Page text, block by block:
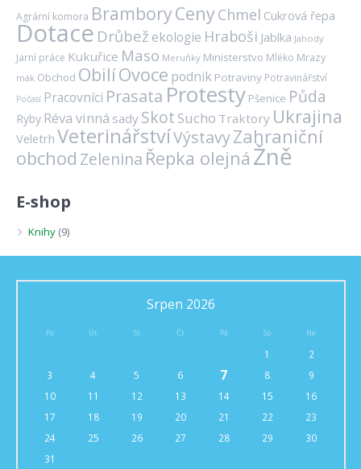
Agrární komora BramboryCenyChmel Cukrová řepa
Dotace Drůbež ekologie Hraboši Jablka Jahody
Jarní práce Kukuřice Maso Meruňky Ministerstvo Mléko Mrazy
mák Obchod ObilíOvoce podnik Potraviny Potravinářství
Počasí Pracovníci Prasata Protesty Pšenice Půda
Ryby Réva vinná sady Skot Sucho Traktory Ukrajina
Veletrh VeterinářstvíVýstavyZahraniční
obchod Zelenina Řepka olejná Žně
E-shop
Knihy (9)
Srpen 2026
Po Út St Čt Pá So Ne
1
2
3
4 5 6 7 8
9
10
11 12 13 14 15
16
17
18 19 20 21 22
23
24
25 26 27 28 29
30
31